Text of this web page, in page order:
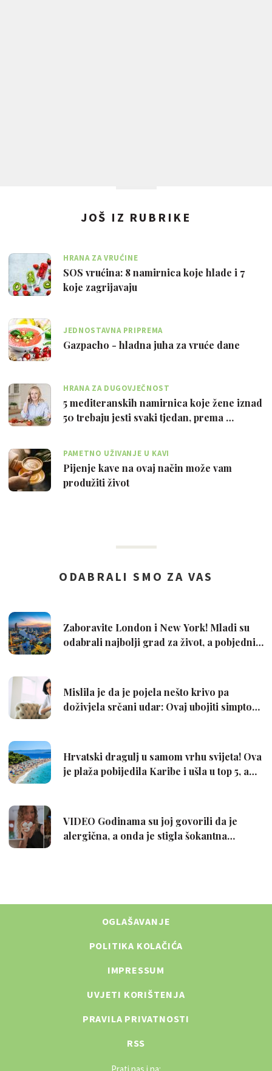
JOŠ IZ RUBRIKE
HRANA ZA VRUĆINE
SOS vrućina: 8 namirnica koje hlade i 7
koje zagrijavaju
JEDNOSTAVNA PRIPREMA
Gazpacho - hladna juha za vruće dane
HRANA ZA DUGOVJEČNOST
5 mediteranskih namirnica koje žene iznad
50 trebaju jesti svaki tjedan, prema …
PAMETNO UŽIVANJE U KAVI
Pijenje kave na ovaj način može vam
produžiti život
OGLAŠAVANJE
POLITIKA KOLAČIĆA
IMPRESSUM
UVJETI KORIŠTENJA
PRAVILA PRIVATNOSTI
RSS